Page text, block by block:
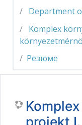
Department
Komplex
Резюме
projekt